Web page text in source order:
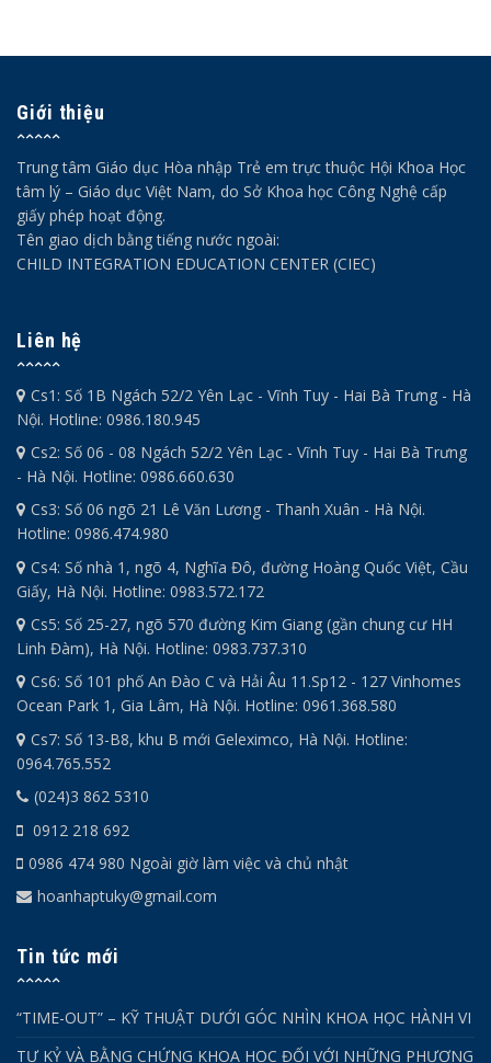
Giới thiệu
Trung tâm Giáo dục Hòa nhập Trẻ em trực thuộc Hội Khoa Học
tâm lý – Giáo dục Việt Nam, do Sở Khoa học Công Nghệ cấp
giấy phép hoạt động.
Tên giao dịch bằng tiếng nước ngoài:
CHILD INTEGRATION EDUCATION CENTER (CIEC)
Liên hệ
Cs1: Số 1B Ngách 52/2 Yên Lạc - Vĩnh Tuy - Hai Bà Trưng - Hà
Nội. Hotline: 0986.180.945
Cs2: Số 06 - 08 Ngách 52/2 Yên Lạc - Vĩnh Tuy - Hai Bà Trưng
- Hà Nội. Hotline: 0986.660.630
Cs3: Số 06 ngõ 21 Lê Văn Lương - Thanh Xuân - Hà Nội.
Hotline: 0986.474.980
Cs4: Số nhà 1, ngõ 4, Nghĩa Đô, đường Hoàng Quốc Việt, Cầu
Giấy, Hà Nội. Hotline: 0983.572.172
Cs5: Số 25-27, ngõ 570 đường Kim Giang (gần chung cư HH
Linh Đàm), Hà Nội. Hotline: 0983.737.310
Cs6: Số 101 phố An Đào C và Hải Âu 11.Sp12 - 127 Vinhomes
Ocean Park 1, Gia Lâm, Hà Nội. Hotline: 0961.368.580
Cs7: Số 13-B8, khu B mới Geleximco, Hà Nội. Hotline:
0964.765.552
(024)3 862 5310
0912 218 692
0986 474 980 Ngoài giờ làm việc và chủ nhật
hoanhaptuky@gmail.com
Tin tức mới
“TIME-OUT” – KỸ THUẬT DƯỚI GÓC NHÌN KHOA HỌC HÀNH VI
TỰ KỶ VÀ BẰNG CHỨNG KHOA HỌC ĐỐI VỚI NHỮNG PHƯƠNG